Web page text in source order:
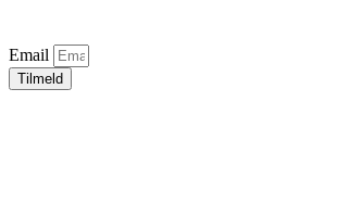
Email
Tilmeld